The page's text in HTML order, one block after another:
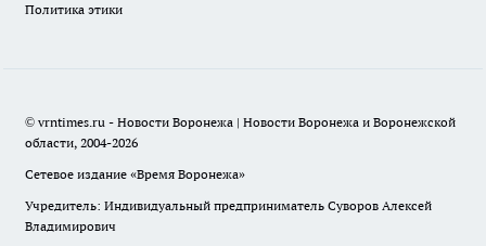
Политика этики
© vrntimes.ru - Новости Воронежа | Новости Воронежа и Воронежской
области, 2004-2026
Сетевое издание «Время Воронежа»
Учредитель: Индивидуальный предприниматель Суворов Алексей
Владимирович